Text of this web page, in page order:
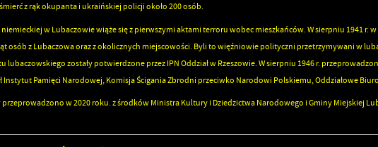
z rąk okupanta i ukraińskiej policji około 200 osób.
w Lubaczowie wiąże się z pierwszymi aktami terroru wobec mieszkańców. W sierpniu 1941
osób z Lubaczowa oraz z okolicznych miejscowości. Byli to więźniowie polityczni przetrzymywani w
lubaczowskiego zostały potwierdzone przez IPN Oddział w Rzeszowie. W sierpniu 1946 r.
Instytut Pamięci Narodowej, Komisja Ścigania Zbrodni przeciwko Narodowi Polskiemu, Oddziałowe
przeprowadzono w 2020 roku. z środków Ministra Kultury i Dziedzictwa Narodowego i Gminy Miejskiej